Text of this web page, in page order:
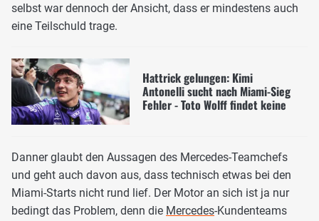
selbst war dennoch der Ansicht, dass er mindestens auch
eine Teilschuld trage.
Hattrick gelungen: Kimi
Antonelli sucht nach Miami-Sieg
Fehler - Toto Wolff findet keine
Danner glaubt den Aussagen des Mercedes-Teamchefs
und geht auch davon aus, dass technisch etwas bei den
Miami-Starts nicht rund lief. Der Motor an sich ist ja nur
bedingt das Problem, denn die Mercedes-Kundenteams